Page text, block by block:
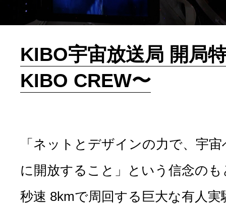
KIBO宇宙放送局 開局
KIBO CREW〜
「ネットとデザインの力で、宇
に開放すること」という信念の
秒速 8kmで周回する巨大な有人